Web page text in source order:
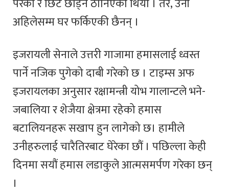
अहिलेसम्म घर फर्किएकी छैनन् ।
इजरायली सेनाले उत्तरी गाजामा हमासलाई ध्वस्त
पार्ने नजिक पुगेको दाबी गरेको छ । टाइम्स अफ
इजरायलका अनुसार रक्षामन्त्री योभ गालान्टले भने-
जबालिया र शेजैया क्षेत्रमा रहेको हमास
बटालियनहरू सखाप हुन लागेको छ। हामीले
उनीहरुलाई चारैतिरबाट घेरेका छौं । पछिल्ला केही
दिनमा सयौं हमास लडाकुले आत्मसमर्पण गरेका छन्
।